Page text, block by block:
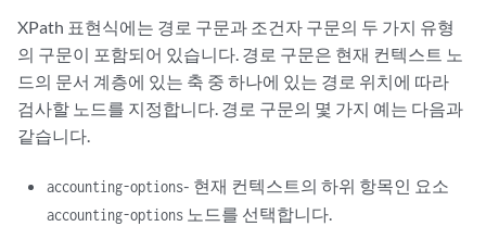
XPath 표현식에는 경로 구문과 조건자 구문의 두 가지 유형
의 구문이 포함되어 있습니다. 경로 구문은 현재 컨텍스트 노
드의 문서 계층에 있는 축 중 하나에 있는 경로 위치에 따라
검사할 노드를 지정합니다. 경로 구문의 몇 가지 예는 다음과
같습니다.
accounting-options- 현재 컨텍스트의 하위 항목인 요소
accounting-options 노드를 선택합니다.